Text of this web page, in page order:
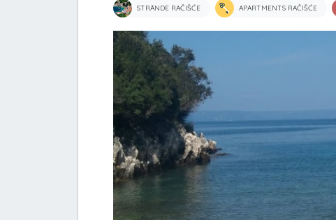
STRÄNDE RAČIŠĆE APARTMENTS RAČIŠĆE